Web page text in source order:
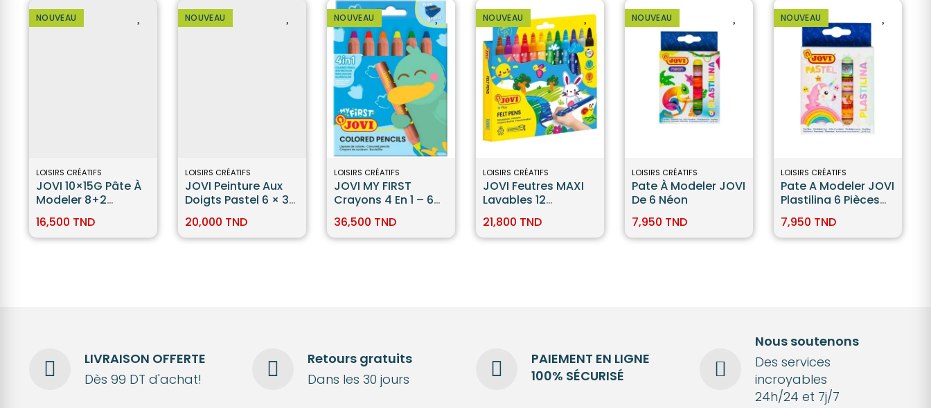
NOUVEAU
LOISIRS CRÉATIFS
JOVI 10×15G Pâte À
Modeler 8+2
16,500 TND
NOUVEAU
LOISIRS CRÉATIFS
JOVI Peinture Aux
Doigts Pastel 6 × 35
20,000 TND
NOUVEAU
LOISIRS CRÉATIFS
JOVI MY FIRST
Crayons 4 En 1 – 6
36,500 TND
NOUVEAU
LOISIRS CRÉATIFS
JOVI Feutres MAXI
Lavables 12
21,800 TND
NOUVEAU
LOISIRS CRÉATIFS
Pate À Modeler JOVI
De 6 Néon
7,950 TND
NOUVEAU
LOISIRS CRÉATIFS
Pate A Modeler JOVI
Plastilina 6 Pièces
7,950 TND
LIVRAISON OFFERTE
Dès 99 DT d'achat!
Retours gratuits
Dans les 30 jours
PAIEMENT EN LIGNE
100% SÉCURISÉ
Nous soutenons
Des services
incroyables
24h/24 et 7j/7